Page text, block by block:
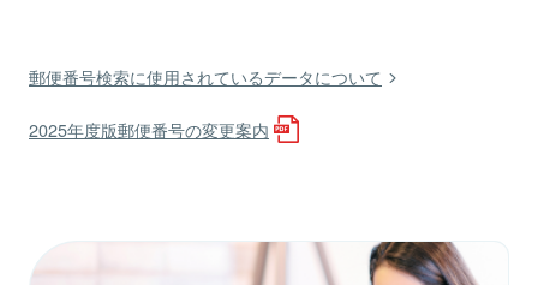
郵便番号検索に使用されているデータについて
2025年度版郵便番号の変更案内